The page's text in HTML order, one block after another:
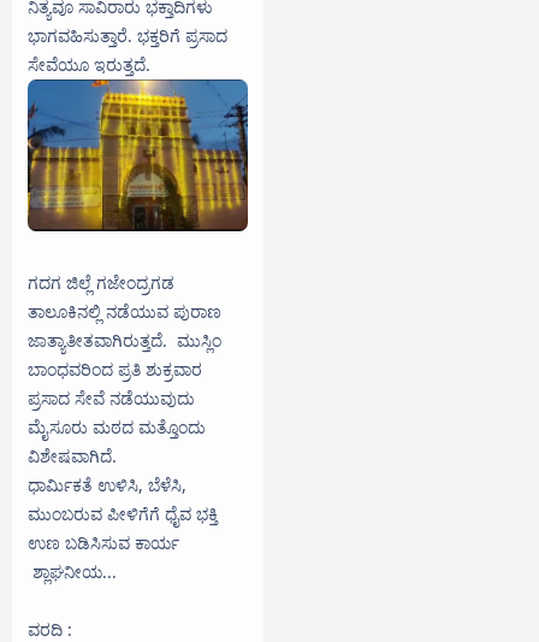
ನಿತ್ಯವೂ ಸಾವಿರಾರು ಭಕ್ತಾದಿಗಳು
ಭಾಗವಹಿಸುತ್ತಾರೆ. ಭಕ್ತರಿಗೆ ಪ್ರಸಾದ
ಸೇವೆಯೂ ಇರುತ್ತದೆ.
ಗದಗ ಜಿಲ್ಲೆ ಗಜೇಂದ್ರಗಡ
ತಾಲೂಕಿನಲ್ಲಿ ನಡೆಯುವ ಪುರಾಣ
ಜಾತ್ಯಾತೀತವಾಗಿರುತ್ತದೆ. ಮುಸ್ಲಿಂ
ಬಾಂಧವರಿಂದ ಪ್ರತಿ ಶುಕ್ರವಾರ
ಪ್ರಸಾದ ಸೇವೆ ನಡೆಯುವುದು
ಮೈಸೂರು ಮಠದ ಮತ್ತೊಂದು
ವಿಶೇಷವಾಗಿದೆ.
ಧಾರ್ಮಿಕತೆ ಉಳಿಸಿ, ಬೆಳೆಸಿ,
ಮುಂಬರುವ ಪೀಳಿಗೆಗೆ ಧೈವ ಭಕ್ತಿ
ಉಣ ಬಡಿಸಿಸುವ ಕಾರ್ಯ
ಶ್ಲಾಘನೀಯ...
ವರದಿ :